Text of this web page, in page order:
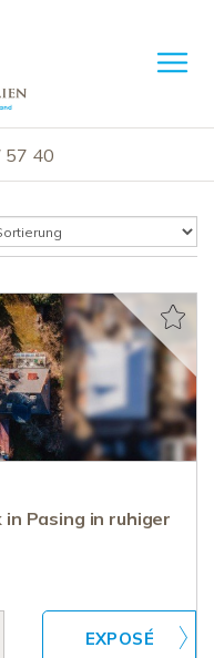
57 40
Pasing in ruhiger